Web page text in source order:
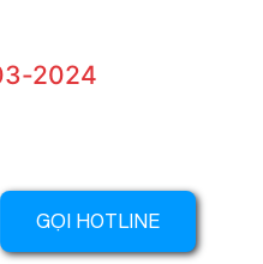
2024
GỌI HOTLINE